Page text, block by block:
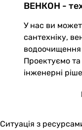
ВЕНКОН -
У нас ви
сантехніку,
водоочищення
Проектуємо
інженерні
Ситуація з